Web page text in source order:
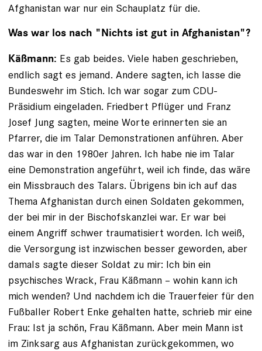
Afghanistan war nur ein Schauplatz für die.
Was war los nach "Nichts ist gut in Afghanistan"?
Käßmann: Es gab beides. Viele haben geschrieben,
endlich sagt es jemand. Andere sagten, ich lasse die
Bundeswehr im Stich. Ich war sogar zum CDU-
Präsidium eingeladen. Friedbert Pflüger und Franz
Josef Jung sagten, meine Worte erinnerten sie an
Pfarrer, die im Talar Demonstrationen anführen. Aber
das war in den 1980er Jahren. Ich habe nie im Talar
eine Demonstration angeführt, weil ich finde, das wäre
ein Missbrauch des Talars. Übrigens bin ich auf das
Thema Afghanistan durch einen Soldaten gekommen,
der bei mir in der Bischofskanzlei war. Er war bei
einem Angriff schwer traumatisiert worden. Ich weiß,
die Versorgung ist inzwischen besser geworden, aber
damals sagte dieser Soldat zu mir: Ich bin ein
psychisches Wrack, Frau Käßmann – wohin kann ich
mich wenden? Und nachdem ich die Trauerfeier für den
Fußballer Robert Enke gehalten hatte, schrieb mir eine
Frau: Ist ja schön, Frau Käßmann. Aber mein Mann ist
im Zinksarg aus Afghanistan zurückgekommen, wo